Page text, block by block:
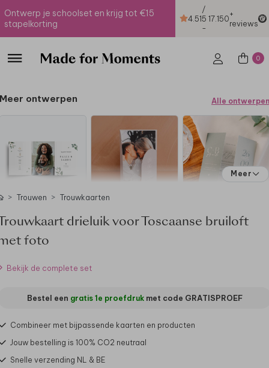
Ontwerp je schoolset en krijg tot €15
stapelkorting
4.51
/
5
-
17.150+
reviews
0
Meer ontwerpen Alle ontwerpen
Meer
Trouwen Trouwkaarten
drieluik voor Toscaanse bruiloft
foto
Bekijk de complete set
Bestel een gratis 1e proefdrukmet code GRATISPROEF
Combineer met bijpassende kaarten en producten
Jouw bestelling is 100% CO2 neutraal
Snelle verzending NL & BE